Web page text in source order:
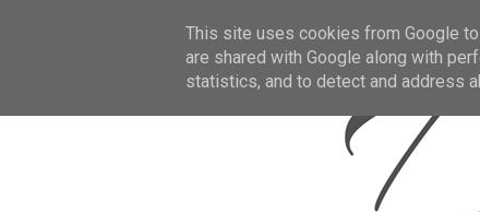
This site uses cookies from Google
are shared with Google along with
statistics, and to detect and address